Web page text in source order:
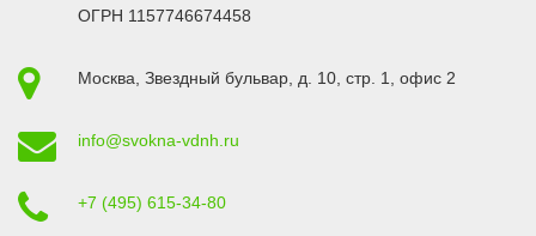
ОГРН 1157746674458
Москва Звездный бульвар, д. 10, стр. 1 , офис 2
info@svokna-vdnh.ru
+7 (495) 615-34-80